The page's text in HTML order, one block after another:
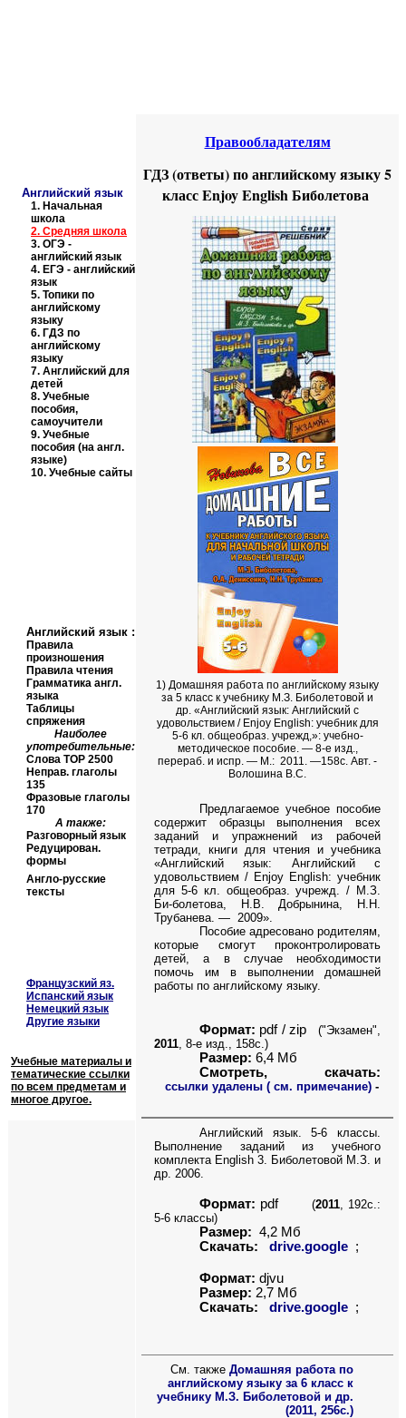
Английский язык
1. Начальная
школа
2. Средняя школа
3. ОГЭ -
английский язык
4. ЕГЭ - английский
язык
5. Топики по
английскому
языку
6. ГДЗ по
английскому
языку
7. Английский для
детей
8. Учебные
пособия,
самоучители
9. Учебные
пособия (на англ.
языке)
10. Учебные сайты
Правообладателям
ГДЗ (ответы) по английскому языку 5
класс Enjoy English Биболетова
1) Домашняя работа по английскому языку
за 5 класс к учебнику М.З. Биболетовой и
др. «Английский язык: Английский с
удовольствием / Enjoy English: учебник для
5-6 кл. общеобраз. учрежд,»: учебно-
методическое пособие. — 8-е изд.,
перераб. и испр. — М.: 2011. —158с. Авт. -
Волошина В.С.
Предлагаемое учебное пособие
содержит образцы выполнения всех
заданий и упражнений из рабочей
тетради, книги для чтения и учебника
«Английский язык: Английский с
удовольствием / Enjoy English: учебник
для 5-6 кл. общеобраз. учрежд. / М.З.
Би-болетова, Н.В. Добрынина, Н.Н.
Трубанева. — 2009».
Пособие адресовано родителям,
которые смогут проконтролировать
детей, а в случае необходимости
помочь им в выполнении домашней
работы по английскому языку.
Формат: pdf / zip("Экзамен",
2011, 8-е изд., 158с.)
Размер: 6,4 Мб
Смотреть, скачать:
ссылки удалены ( см. примечание) -
Английский язык. 5-6 классы.
Выполнение заданий из учебного
комплекта English 3. Биболетовой М.З. и
др. 2006.
Формат: pdf (2011, 192с.:
5-6 классы)
Размер: 4,2 Мб
Скачать:
drive.google ;
Формат: djvu
Размер: 2,7 Мб
Скачать:
drive.google ;
См. также Домашняя работа по
английскому языку за 6 класс к
учебнику М.З. Биболетовой и др.
(2011, 256с.)
Английский язык :
Правила
произношения
Правила чтения
Грамматика англ.
языка
Таблицы
спряжения
Наиболее
употребительные:
Слова TOP 2500
Неправ. глаголы
135
Фразовые глаголы
170
А также:
Разговорный язык
Редуцирован.
формы
Англо-русские
тексты
Французский яз.
Испанский язык
Немецкий язык
Другие языки
Учебные материалы и
тематические ссылки
по всем предметам и
многое другое.